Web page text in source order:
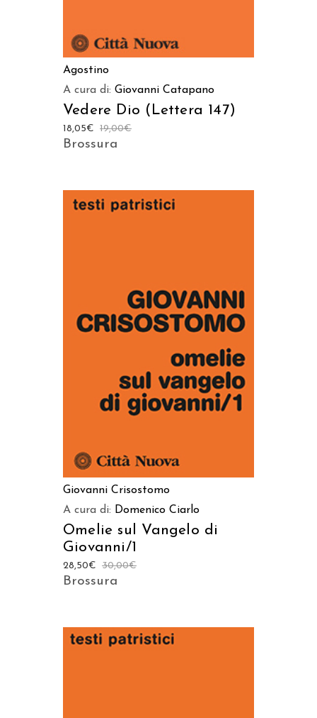
Agostino
A cura di: Giovanni Catapano
Vedere Dio (Lettera 147)
19,00€
18,05€
Brossura
AGGIUNGI AL CARRELLO
Giovanni Crisostomo
A cura di: Domenico Ciarlo
Omelie sul Vangelo di
Giovanni/1
30,00€
28,50€
Brossura